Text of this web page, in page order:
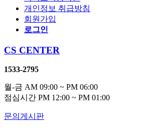
개인정보 취급방침
회원가입
로그인
CS CENTER
1533-2795
월-금 AM 09:00 ~ PM 06:00
점심시간 PM 12:00 ~ PM 01:00
문의게시판